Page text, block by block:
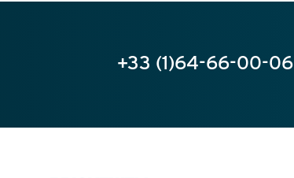
+33 (1)64-66-00-06